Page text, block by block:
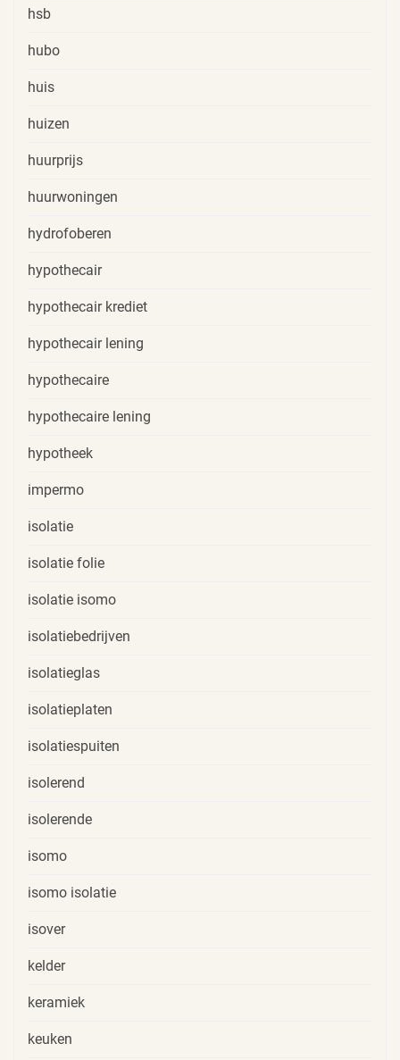
hsb
hubo
huis
huizen
huurprijs
huurwoningen
hydrofoberen
hypothecair
hypothecair krediet
hypothecair lening
hypothecaire
hypothecaire lening
hypotheek
impermo
isolatie
isolatie folie
isolatie isomo
isolatiebedrijven
isolatieglas
isolatieplaten
isolatiespuiten
isolerend
isolerende
isomo
isomo isolatie
isover
kelder
keramiek
keuken